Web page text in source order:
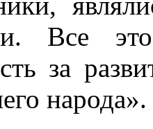
Все
за
народа».